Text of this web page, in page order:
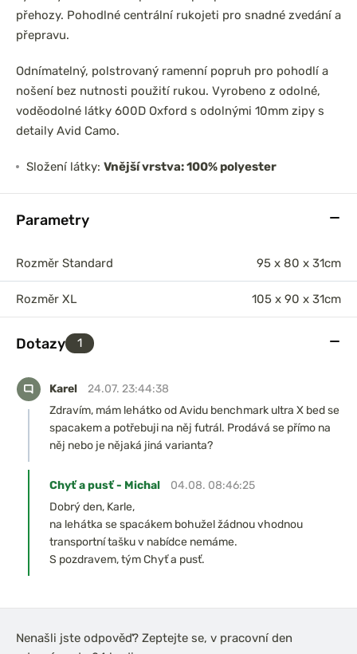
přehozy. Pohodlné centrální rukojeti pro snadné zvedání a
přepravu.
Odnímatelný, polstrovaný ramenní popruh pro pohodlí a
nošení bez nutnosti použití rukou. Vyrobeno z odolné,
voděodolné látky 600D Oxford s odolnými 10mm zipy s
detaily Avid Camo.
Složení látky: Vnější vrstva: 100% polyester
Parametry
Rozměr Standard 95 x 80 x 31cm
Rozměr XL 105 x 90 x 31cm
Dotazy 1
Karel
24.07. 23:44:38
Zdravím, mám lehátko od Avidu benchmark ultra X bed se
spacakem a potřebuji na něj futrál. Prodává se přímo na
něj nebo je nějaká jiná varianta?
Chyť a pusť - Michal
04.08. 08:46:25
Dobrý den, Karle,
na lehátka se spacákem bohužel žádnou vhodnou
transportní tašku v nabídce nemáme.
S pozdravem, tým Chyť a pusť.
Nenašli jste odpověď? Zeptejte se, v pracovní den